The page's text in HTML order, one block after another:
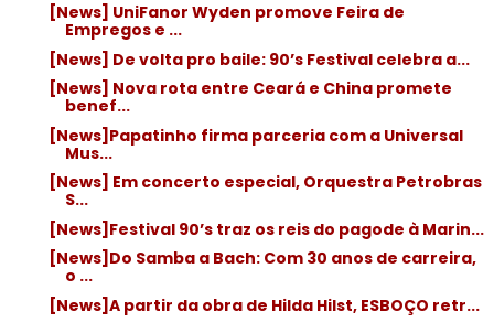
[News] UniFanor Wyden promove Feira de
Empregos e ...
[News] De volta pro baile: 90’s Festival celebra a...
[News] Nova rota entre Ceará e China promete
benef...
[News]Papatinho firma parceria com a Universal
Mus...
[News] Em concerto especial, Orquestra Petrobras
S...
[News]Festival 90’s traz os reis do pagode à Marin...
[News]Do Samba a Bach: Com 30 anos de carreira,
o ...
[News]A partir da obra de Hilda Hilst, ESBOÇO retr...